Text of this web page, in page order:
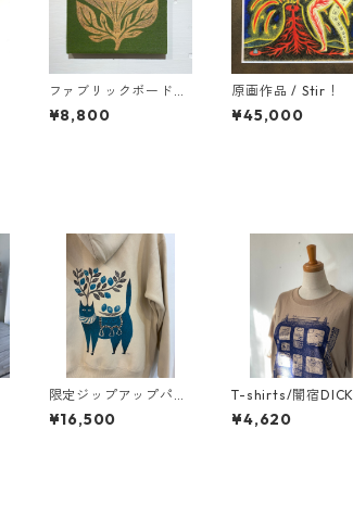
ファブリックボード：
長命草がPON!! / １
¥8,800
原画作品 / Stir！
¥45,000
限定ジップアップパー
カー「檸檬猫」
¥16,500
T-shirts/闇宿DICK
¥4,620